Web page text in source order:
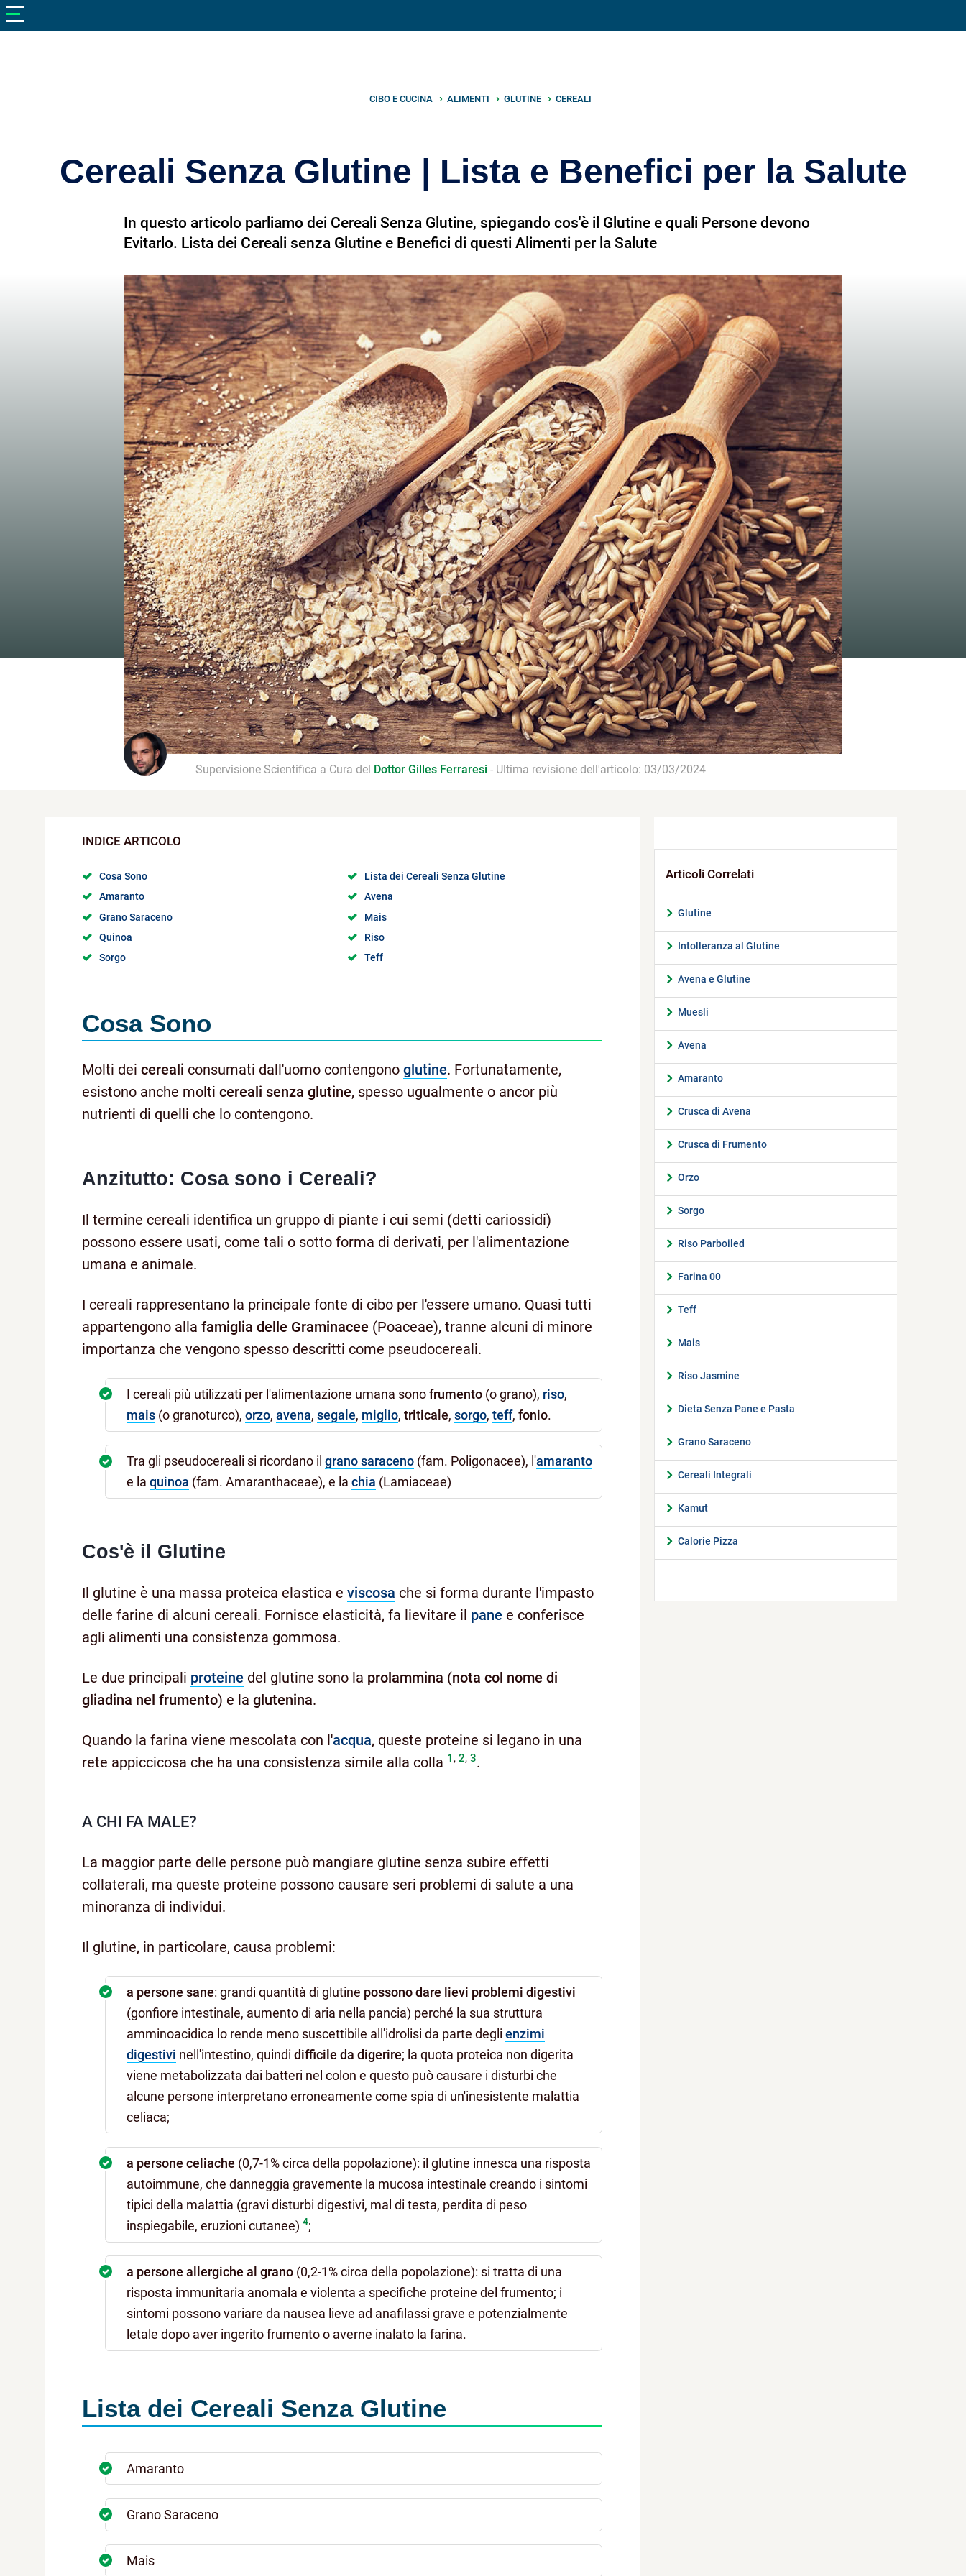
CIBO E CUCINA ALIMENTI GLUTINE CEREALI
Cereali Senza Glutine | Lista e Benefici per la Salute
In questo articolo parliamo dei Cereali Senza Glutine, spiegando cos'è il Glutine e quali Persone devono
Evitarlo. Lista dei Cereali senza Glutine e Benefici di questi Alimenti per la Salute
Supervisione Scientifica a Cura del Dottor Gilles Ferraresi - Ultima revisione dell'articolo: 03/03/2024
Cosa Sono
Lista dei Cereali Senza Glutine
Amaranto
Avena
Grano Saraceno
Mais
Quinoa
Riso
Sorgo
Teff
Cosa Sono
Molti dei cereali consumati dall'uomo contengono glutine. Fortunatamente,
esistono anche molti cereali senza glutine, spesso ugualmente o ancor più
nutrienti di quelli che lo contengono.
Anzitutto: Cosa sono i Cereali?
Il termine cereali identifica un gruppo di piante i cui semi (detti cariossidi)
possono essere usati, come tali o sotto forma di derivati, per l'alimentazione
umana e animale.
I cereali rappresentano la principale fonte di cibo per l'essere umano. Quasi tutti
appartengono alla famiglia delle Graminacee (Poaceae), tranne alcuni di minore
importanza che vengono spesso descritti come pseudocereali.
I cereali più utilizzati per l'alimentazione umana sonofrumento (o grano), riso,
mais (o granoturco),orzo,avena,segale, miglio,triticale,sorgo,teff,fonio.
Tra gli pseudocereali si ricordano ilgrano saraceno (fam. Poligonacee), l'amaranto
e laquinoa (fam. Amaranthaceae), e lachia (Lamiaceae)
Cos'è il Glutine
Il glutine è una massa proteica elastica e viscosa che si forma durante l'impasto
delle farine di alcuni cereali. Fornisce elasticità, fa lievitare il pane e conferisce
agli alimenti una consistenza gommosa.
Le due principali proteine del glutine sono la prolammina (nota col nome di
gliadina nel frumento) e la glutenina.
Quando la farina viene mescolata con l'acqua, queste proteine si legano in una
rete appiccicosa che ha una consistenza simile alla colla 1 , 2, 3.
A CHI FA MALE?
La maggior parte delle persone può mangiare glutine senza subire effetti
collaterali, ma queste proteine possono causare seri problemi di salute a una
minoranza di individui.
Il glutine, in particolare, causa problemi:
a persone sane: grandi quantità di glutine possono dare lievi problemi digestivi
(gonfiore intestinale, aumento di aria nella pancia) perché la sua struttura
amminoacidica lo rende meno suscettibile all'idrolisi da parte deglienzimi
digestivi nell'intestino, quindidifficile da digerire; la quota proteica non digerita
viene metabolizzata dai batteri nel colon e questo può causare i disturbi che
alcune persone interpretano erroneamente come spia di un'inesistente malattia
celiaca;
a persone celiache (0,7-1% circa della popolazione): il glutine innesca una risposta
autoimmune, che danneggia gravemente la mucosa intestinale creando i sintomi
tipici della malattia (gravi disturbi digestivi, mal di testa, perdita di peso
inspiegabile, eruzioni cutanee)4;
a persone allergiche al grano (0,2-1% circa della popolazione): si tratta di una
risposta immunitaria anomala e violenta a specifiche proteine del frumento; i
sintomi possono variare da nausea lieve ad anafilassi grave e potenzialmente
letale dopo aver ingerito frumento o averne inalato la farina.
Lista dei Cereali Senza Glutine
Amaranto
Grano Saraceno
Mais
Glutine
Intolleranza al Glutine
Avena e Glutine
Muesli
Avena
Amaranto
Crusca di Avena
Crusca di Frumento
Orzo
Sorgo
Riso Parboiled
Farina 00
Teff
Mais
Riso Jasmine
Dieta Senza Pane e Pasta
Grano Saraceno
Cereali Integrali
Kamut
Calorie Pizza
V netonutrizione
Dimagrire